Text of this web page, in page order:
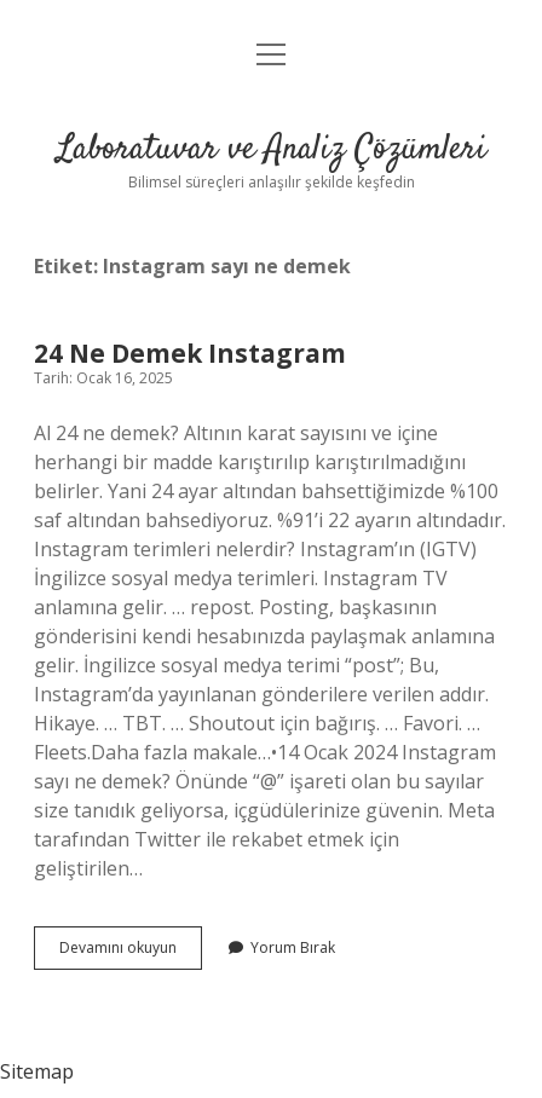
Anasayfa
Yasal Uyarı
menüyü
Laboratuvar ve Analiz Çözümleri
Bilimsel süreçleri anlaşılır şekilde keşfedin
Etiket: Instagram sayı ne demek
24 Ne Demek Instagram
Tarih: Ocak 16, 2025
Al 24 ne demek? Altının karat sayısını ve içine
herhangi bir madde karıştırılıp karıştırılmadığını
belirler. Yani 24 ayar altından bahsettiğimizde %100
saf altından bahsediyoruz. %91’i 22 ayarın altındadır.
Instagram terimleri nelerdir? Instagram’ın (IGTV)
İngilizce sosyal medya terimleri. Instagram TV
anlamına gelir. … repost. Posting, başkasının
gönderisini kendi hesabınızda paylaşmak anlamına
gelir. İngilizce sosyal medya terimi “post”; Bu,
Instagram’da yayınlanan gönderilere verilen addır.
Hikaye. … TBT. … Shoutout için bağırış. … Favori. …
Fleets.Daha fazla makale…•14 Ocak 2024 Instagram
sayı ne demek? Önünde “@” işareti olan bu sayılar
size tanıdık geliyorsa, içgüdülerinize güvenin. Meta
tarafından Twitter ile rekabet etmek için
geliştirilen…
Devamını okuyun
Ne
Yorum Bırak
Sitemap